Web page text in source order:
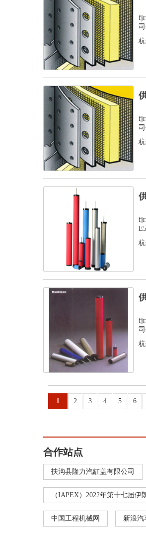
1 2 3 4 5 6
合作站点
扶沟县隆力汽缸盖有限公司
（IAPEX）2022年第十七届
中国工程机械网 新浪汽